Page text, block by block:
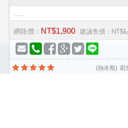
網路價： NT$1,900 建議售價：NT$
廚
(熱水瓶)
商品總覽請由此進入